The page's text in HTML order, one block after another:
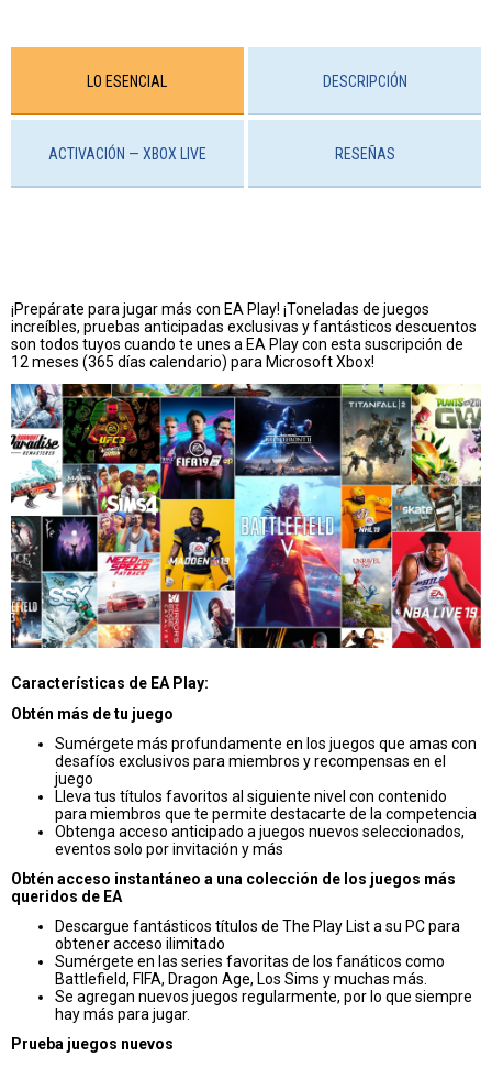
LO ESENCIAL DESCRIPCIÓN
ACTIVACIÓN — XBOX LIVE RESEÑAS
¡Prepárate para jugar más con EA Play! ¡Toneladas de juegos
increíbles, pruebas anticipadas exclusivas y fantásticos descuentos
son todos tuyos cuando te unes a EA Play con esta suscripción de
12 meses (365 días calendario) para Microsoft Xbox!
Características de EA Play:
Obtén más de tu juego
Sumérgete más profundamente en los juegos que amas con
desafíos exclusivos para miembros y recompensas en el
juego
Lleva tus títulos favoritos al siguiente nivel con contenido
para miembros que te permite destacarte de la competencia
Obtenga acceso anticipado a juegos nuevos seleccionados,
eventos solo por invitación y más
Obtén acceso instantáneo a una colección de los juegos más
queridos de EA
Descargue fantásticos títulos de The Play List a su PC para
obtener acceso ilimitado
Sumérgete en las series favoritas de los fanáticos como
Battlefield, FIFA, Dragon Age, Los Sims y muchas más.
Se agregan nuevos juegos regularmente, por lo que siempre
hay más para jugar.
Prueba juegos nuevos